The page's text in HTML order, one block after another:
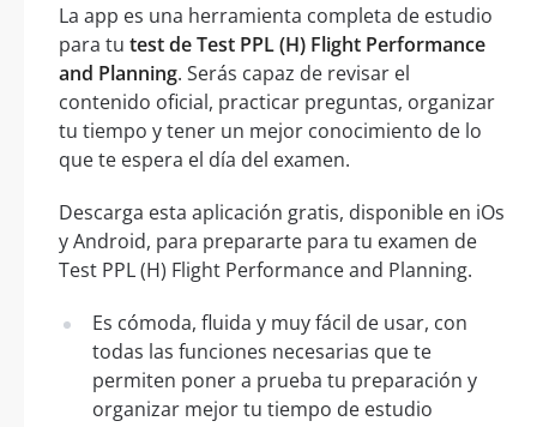
La app es una herramienta completa de estudio
para tu test de Test PPL (H) Flight Performance
and Planning. Serás capaz de revisar el
contenido oficial, practicar preguntas, organizar
tu tiempo y tener un mejor conocimiento de lo
que te espera el día del examen.
Descarga esta aplicación gratis, disponible en iOs
y Android, para prepararte para tu examen de
Test PPL (H) Flight Performance and Planning.
Es cómoda, fluida y muy fácil de usar, con
todas las funciones necesarias que te
permiten poner a prueba tu preparación y
organizar mejor tu tiempo de estudio